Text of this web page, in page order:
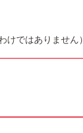
ではありません）